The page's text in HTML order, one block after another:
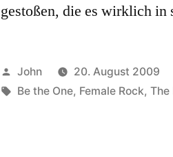
gestoßen, die es wirklich in
Veröffentlicht
von
John 20. August 2009
Schlagwörter:
Be the One, Female Rock,The